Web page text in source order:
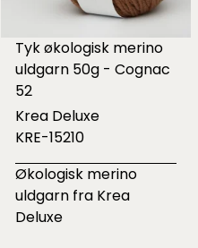
Tyk økologisk merino
uldgarn 50g - Cognac
52
Krea Deluxe
KRE-15210
Økologisk merino
uldgarn fra Krea
Deluxe